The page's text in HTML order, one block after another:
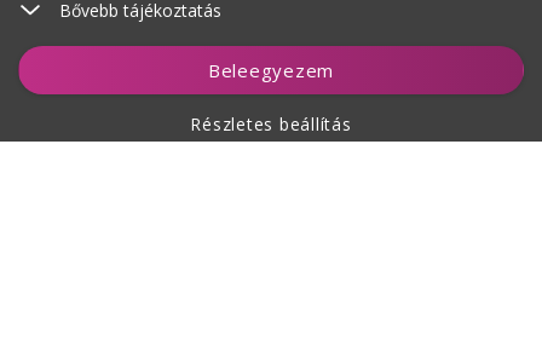
Bővebb tájékoztatás
Beleegyezem
Részletes beállítás
Kosárhoz ad